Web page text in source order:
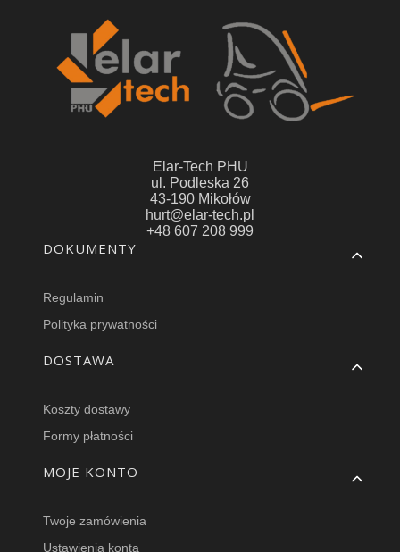
Elar-Tech PHU
ul. Podleska 26
43-190 Mikołów
hurt@elar-tech.pl
+48 607 208 999
Linki w stopce
DOKUMENTY
Regulamin
Polityka prywatności
DOSTAWA
Koszty dostawy
Formy płatności
MOJE KONTO
Twoje zamówienia
Ustawienia konta